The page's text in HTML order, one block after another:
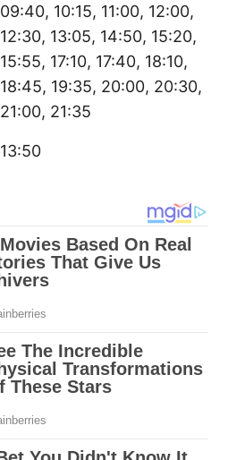
09:40, 10:15, 11:00, 12:00,
12:30, 13:05, 14:50, 15:20,
15:55, 17:10, 17:40, 18:10,
18:45, 19:35, 20:00, 20:30,
21:00, 21:35
13:50